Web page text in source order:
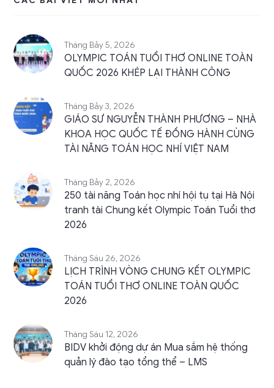
Tháng Bảy 5, 2026
OLYMPIC TOÁN TUỔI THƠ ONLINE TOÀN
QUỐC 2026 KHÉP LẠI THÀNH CÔNG
Tháng Bảy 3, 2026
GIÁO SƯ NGUYỄN THÀNH PHƯƠNG – NHÀ
KHOA HỌC QUỐC TẾ ĐỒNG HÀNH CÙNG
TÀI NĂNG TOÁN HỌC NHÍ VIỆT NAM
Tháng Bảy 2, 2026
250 tài năng Toán học nhí hội tụ tại Hà Nội
tranh tài Chung kết Olympic Toán Tuổi thơ
2026
Tháng Sáu 26, 2026
LỊCH TRÌNH VÒNG CHUNG KẾT OLYMPIC
TOÁN TUỔI THƠ ONLINE TOÀN QUỐC
2026
Tháng Sáu 12, 2026
BIDV khởi động dự án Mua sắm hệ thống
quản lý đào tạo tổng thể – LMS